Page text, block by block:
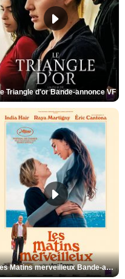
Triangle d'or Bande-annonce VF
Les Matins merveilleux Bande-annonce VF